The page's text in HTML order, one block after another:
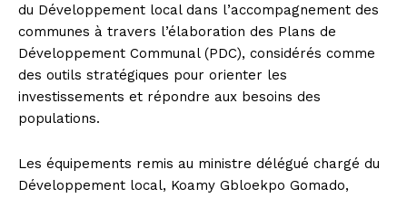
du Développement local dans l’accompagnement des
communes à travers l’élaboration des Plans de
Développement Communal (PDC), considérés comme
des outils stratégiques pour orienter les
investissements et répondre aux besoins des
populations.
Les équipements remis au ministre délégué chargé du
Développement local, Koamy Gbloekpo Gomado,